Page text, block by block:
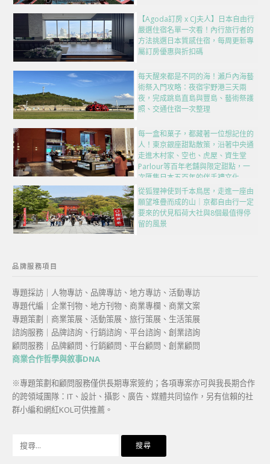
【Agoda訂房 x CJ夫人】日本自由行
嚴選住宿名單一次看！內行旅行者的
方法挑選日本質感住宿，每周更新專
屬訂房優惠與折扣碼
每天醒來都是不同的海！瀨戶內海藝
術祭入門攻略：夜宿宇野港三天兩
夜，完成跳島直島與豐島、藝術祭護
照、交通住宿一次整理
每一盒和菓子，都藏著一位想記住的
人！東京銀座甜點散策，沿著中央通
走進木村家、空也、虎屋、資生堂
Parlour等百年老舖與限定甜點，一
次匯集日本五百年的伴手禮文化
從狐狸神使到千本鳥居，走進一座由
願望堆疊而成的山｜京都自由行一定
要來的伏見稻荷大社與8個最值得停
留的風景
品牌服務項目
專題採訪｜人物專訪、品牌專訪、地方專訪、活動專訪
專題代編｜企業刊物、地方刊物、商業專欄、商業文案
專題策劃｜商業策展、活動策展、旅行策展、生活策展
諮詢服務｜品牌諮詢、行銷諮詢、平台諮詢、創業諮詢
顧問服務｜品牌顧問、行銷顧問、平台顧問、創業顧問
商業合作哲學與敘事DNA
※專題策劃和顧問服務僅供長期專案簽約；各項專案亦可與我長期合作
的跨領域團隊：IT、設計、攝影、廣告、媒體共同協作，另有信賴的社
群小編和網紅KOL可供推薦。